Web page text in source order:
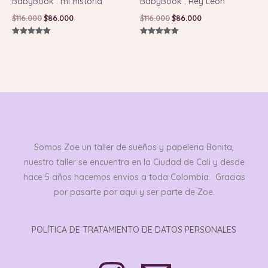
$116.000$86.000 $116.000$86.000
Somos Zoe un taller de sueños y papeleria Bonita,
nuestro taller se encuentra en la Ciudad de Cali y desde
hace 5 años hacemos envios a toda Colombia. Gracias
por pasarte por aqui y ser parte de Zoe.
POLÍTICA DE TRATAMIENTO DE DATOS PERSONALES